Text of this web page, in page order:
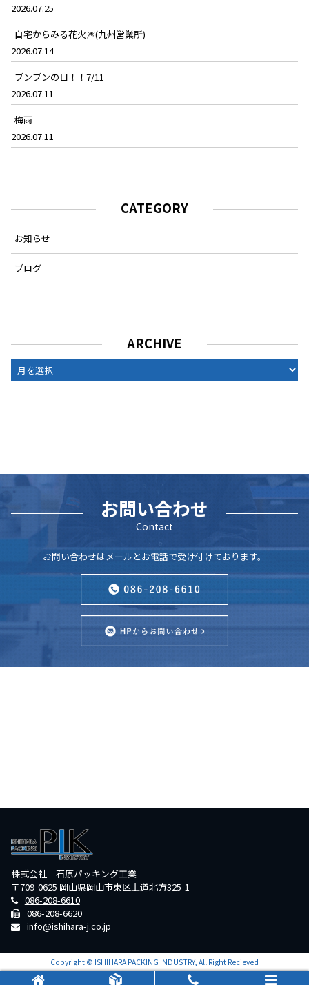
2026.07.25
自宅からみる花火🎆(九州営業所)
2026.07.14
ブンブンの日！！7/11
2026.07.11
梅雨
2026.07.11
CATEGORY
お知らせ
ブログ
ARCHIVE
ARCHIVE
お問い合わせ
Contact
お問い合わせはメールとお電話で受け付けております。
株式会社 石原パッキング工業
〒709-0625 岡山県岡山市東区上道北方325-1
086-208-6610
086-208-6620
info@ishihara-j.co.jp
Copyright © ISHIHARA PACKING INDUSTRY, All Right Recieved